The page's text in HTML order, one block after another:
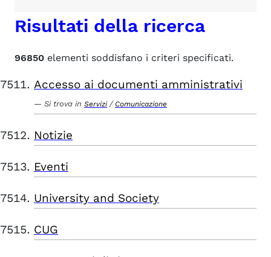
Risultati della ricerca
96850 elementi soddisfano i criteri specificati.
Accesso ai documenti amministrativi
Si trova in Servizi / Comunicazione
Notizie
Eventi
University and Society
CUG